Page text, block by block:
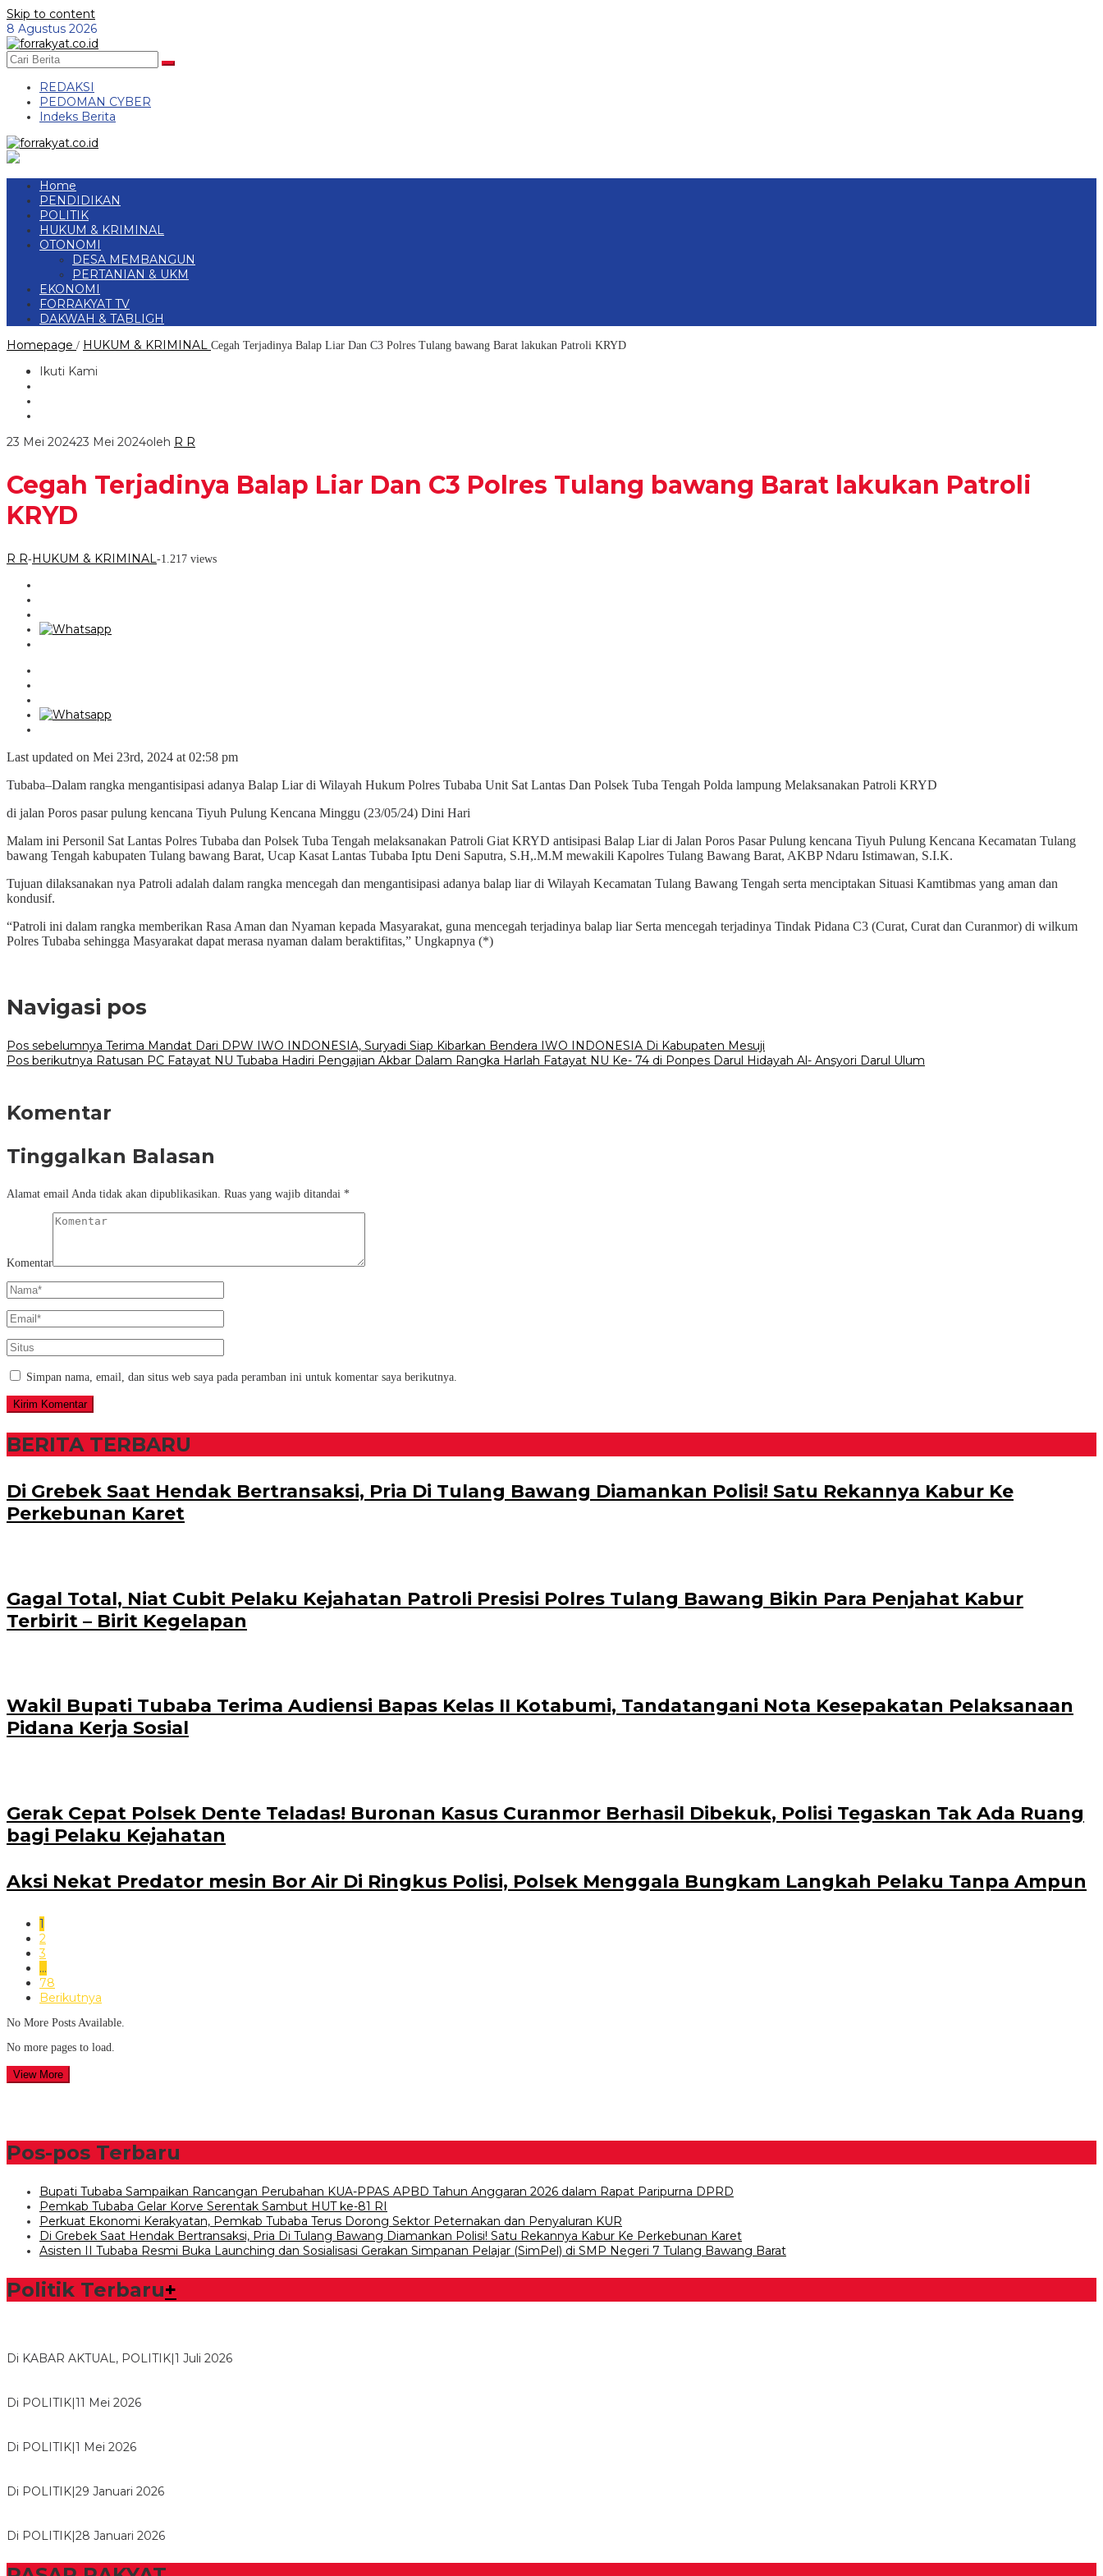
Skip to content
8 Agustus 2026
REDAKSI
PEDOMAN CYBER
Indeks Berita
Home
PENDIDIKAN
POLITIK
HUKUM & KRIMINAL
OTONOMI
DESA MEMBANGUN
PERTANIAN & UKM
EKONOMI
FORRAKYAT TV
DAKWAH & TABLIGH
Homepage / HUKUM & KRIMINAL Cegah Terjadinya Balap Liar Dan C3 Polres Tulang bawang Barat lakukan Patroli KRYD
Ikuti Kami
23 Mei 202423 Mei 2024oleh R R
Cegah Terjadinya Balap Liar Dan C3 Polres Tulang bawang Barat lakukan Patroli
KRYD
R R-HUKUM & KRIMINAL-1.217 views
Last updated on Mei 23rd, 2024 at 02:58 pm
Tubaba–Dalam rangka mengantisipasi adanya Balap Liar di Wilayah Hukum Polres Tubaba Unit Sat Lantas Dan Polsek Tuba Tengah Polda lampung Melaksanakan Patroli KRYD
di jalan Poros pasar pulung kencana Tiyuh Pulung Kencana Minggu (23/05/24) Dini Hari
Malam ini Personil Sat Lantas Polres Tubaba dan Polsek Tuba Tengah melaksanakan Patroli Giat KRYD antisipasi Balap Liar di Jalan Poros Pasar Pulung kencana Tiyuh Pulung Kencana Kecamatan Tulang
bawang Tengah kabupaten Tulang bawang Barat, Ucap Kasat Lantas Tubaba Iptu Deni Saputra, S.H,.M.M mewakili Kapolres Tulang Bawang Barat, AKBP Ndaru Istimawan, S.I.K.
Tujuan dilaksanakan nya Patroli adalah dalam rangka mencegah dan mengantisipasi adanya balap liar di Wilayah Kecamatan Tulang Bawang Tengah serta menciptakan Situasi Kamtibmas yang aman dan
kondusif.
“Patroli ini dalam rangka memberikan Rasa Aman dan Nyaman kepada Masyarakat, guna mencegah terjadinya balap liar Serta mencegah terjadinya Tindak Pidana C3 (Curat, Curat dan Curanmor) di wilkum
Polres Tubaba sehingga Masyarakat dapat merasa nyaman dalam beraktifitas,” Ungkapnya (*)
Navigasi pos
Pos sebelumnya Terima Mandat Dari DPW IWO INDONESIA, Suryadi Siap Kibarkan Bendera IWO INDONESIA Di Kabupaten Mesuji
Pos berikutnya Ratusan PC Fatayat NU Tubaba Hadiri Pengajian Akbar Dalam Rangka Harlah Fatayat NU Ke- 74 di Ponpes Darul Hidayah Al- Ansyori Darul Ulum
Komentar
Tinggalkan Balasan
Alamat email Anda tidak akan dipublikasikan. Ruas yang wajib ditandai *
Komentar
Simpan nama, email, dan situs web saya pada peramban ini untuk komentar saya berikutnya.
BERITA TERBARU
Di Grebek Saat Hendak Bertransaksi, Pria Di Tulang Bawang Diamankan Polisi! Satu Rekannya Kabur Ke
Perkebunan Karet
Gagal Total, Niat Cubit Pelaku Kejahatan Patroli Presisi Polres Tulang Bawang Bikin Para Penjahat Kabur
Terbirit – Birit Kegelapan
Wakil Bupati Tubaba Terima Audiensi Bapas Kelas II Kotabumi, Tandatangani Nota Kesepakatan Pelaksanaan
Pidana Kerja Sosial
Gerak Cepat Polsek Dente Teladas! Buronan Kasus Curanmor Berhasil Dibekuk, Polisi Tegaskan Tak Ada Ruang
bagi Pelaku Kejahatan
Aksi Nekat Predator mesin Bor Air Di Ringkus Polisi, Polsek Menggala Bungkam Langkah Pelaku Tanpa Ampun
1
2
3
…
78
Berikutnya
No More Posts Available.
No more pages to load.
View More
Pos-pos Terbaru
Bupati Tubaba Sampaikan Rancangan Perubahan KUA-PPAS APBD Tahun Anggaran 2026 dalam Rapat Paripurna DPRD
Pemkab Tubaba Gelar Korve Serentak Sambut HUT ke-81 RI
Perkuat Ekonomi Kerakyatan, Pemkab Tubaba Terus Dorong Sektor Peternakan dan Penyaluran KUR
Di Grebek Saat Hendak Bertransaksi, Pria Di Tulang Bawang Diamankan Polisi! Satu Rekannya Kabur Ke Perkebunan Karet
Asisten II Tubaba Resmi Buka Launching dan Sosialisasi Gerakan Simpanan Pelajar (SimPel) di SMP Negeri 7 Tulang Bawang Barat
Politik Terbaru+
Di KABAR AKTUAL, POLITIK|1 Juli 2026
Di POLITIK|11 Mei 2026
Di POLITIK|1 Mei 2026
Di POLITIK|29 Januari 2026
Di POLITIK|28 Januari 2026